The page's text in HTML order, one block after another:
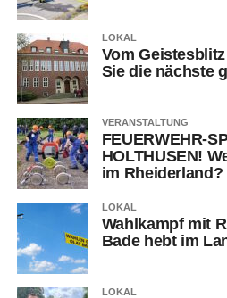
LOKAL
Vom
Sie die nächs­te
VERANSTALTUNG
FEUERWEHR-
HOLTHUSEN!
im Rheiderland?
LOKAL
Wahl­kampf mit
Bade hebt im
LOKAL